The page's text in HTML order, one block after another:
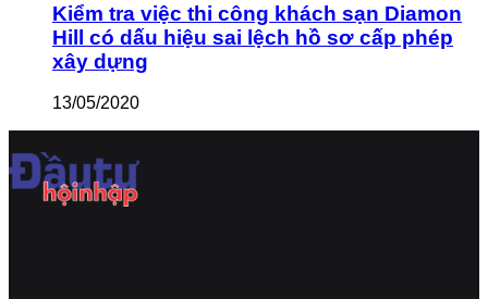
Kiểm tra việc thi công khách sạn Diamon
Hill có dấu hiệu sai lệch hồ sơ cấp phép
xây dựng
13/05/2020